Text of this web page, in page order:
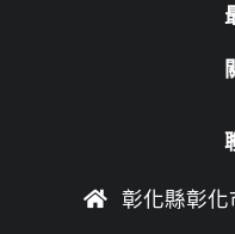
彰化縣彰化